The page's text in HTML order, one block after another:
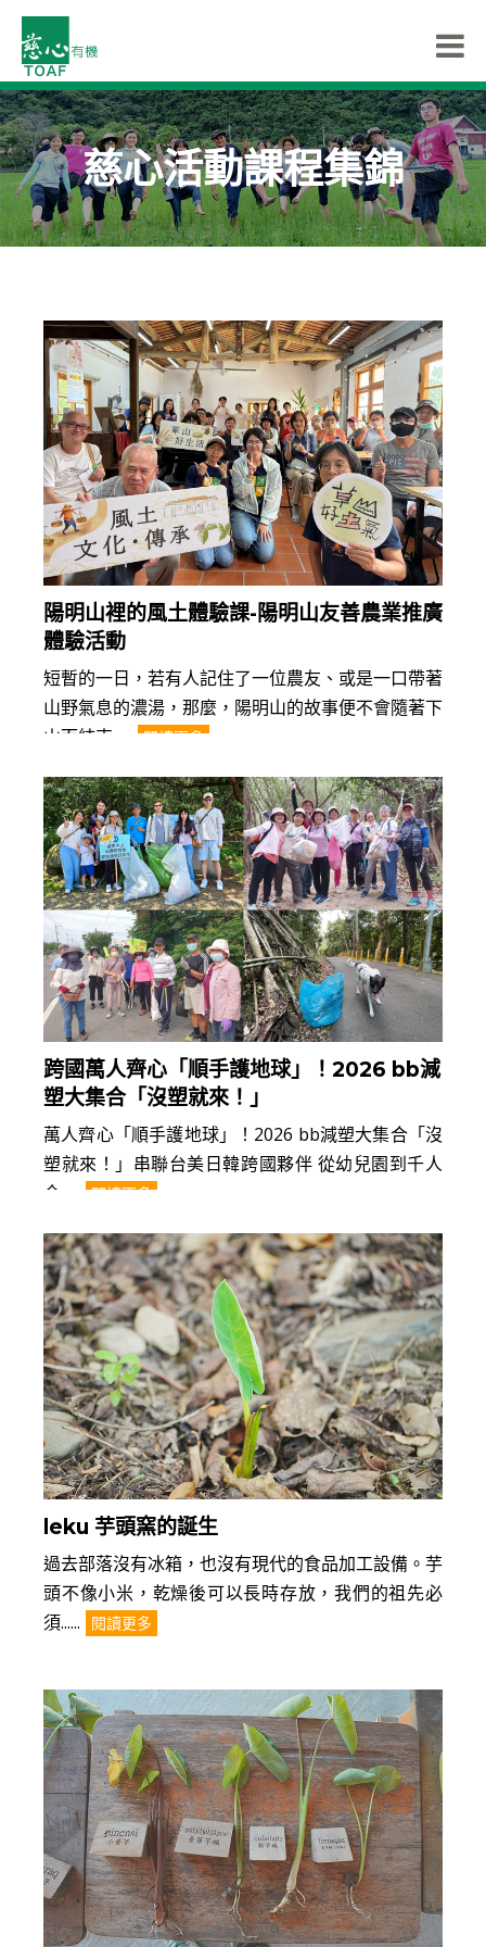
慈心活動課程集錦
陽明山裡的風土體驗課-陽明山友善農業推廣
體驗活動
短暫的一日，若有人記住了一位農友、或是一口帶著
山野氣息的濃湯，那麼，陽明山的故事便不會隨著下
山而結束......
閱讀更多
跨國萬人齊心「順手護地球」！2026 bb減
塑大集合「沒塑就來！」
萬人齊心「順手護地球」！2026 bb減塑大集合「沒
塑就來！」串聯台美日韓跨國夥伴 從幼兒園到千人
企......
閱讀更多
leku 芋頭窯的誕生
過去部落沒有冰箱，也沒有現代的食品加工設備。芋
頭不像小米，乾燥後可以長時存放，我們的祖先必
須......
閱讀更多